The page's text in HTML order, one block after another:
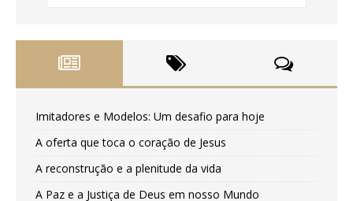
Imitadores e Modelos: Um desafio para hoje
A oferta que toca o coração de Jesus
A reconstrução e a plenitude da vida
A Paz e a Justiça de Deus em nosso Mundo